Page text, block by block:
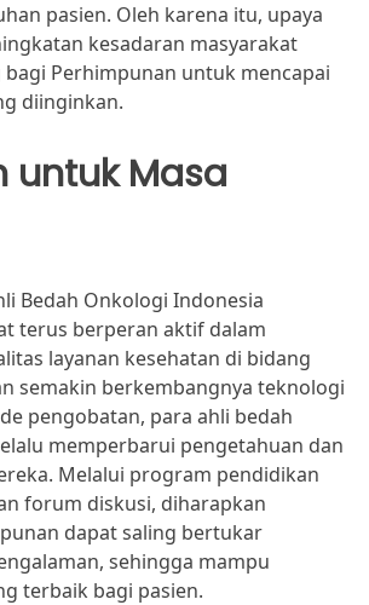
pasien. Oleh karena itu, upaya
kesadaran masyarakat
Perhimpunan untuk mencapai
diinginkan.
untuk Masa
Bedah Onkologi Indonesia
terus berperan aktif dalam
layanan kesehatan di bidang
semakin berkembangnya teknologi
pengobatan, para ahli bedah
memperbarui pengetahuan dan
Melalui program pendidikan
forum diskusi, diharapkan
dapat saling bertukar
sehingga mampu
terbaik bagi pasien.